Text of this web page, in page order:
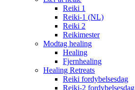
Reiki 1
Reiki-1 (NL)
Reiki 2
Reikimester
Modtag healing
Healing
Fjernhealing
Healing Retreats
Reiki fordybelsesdag
Reiki-2 fordybelsesdag